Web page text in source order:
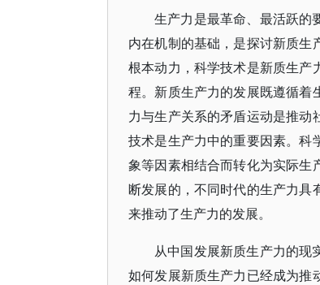
生产力是最革命、最活跃的
内在机制的基础，是探讨新质生
根本动力，科学技术是新质生产
程。新质生产力的发展既遵循着
力与生产关系的矛盾运动是推动
技术是生产力中的重要因素。科
象等因素相结合而转化为实际生
断发展的，不同时代的生产力具
来推动了生产力的发展。
从中国发展新质生产力的现
如何发展新质生产力已经成为推